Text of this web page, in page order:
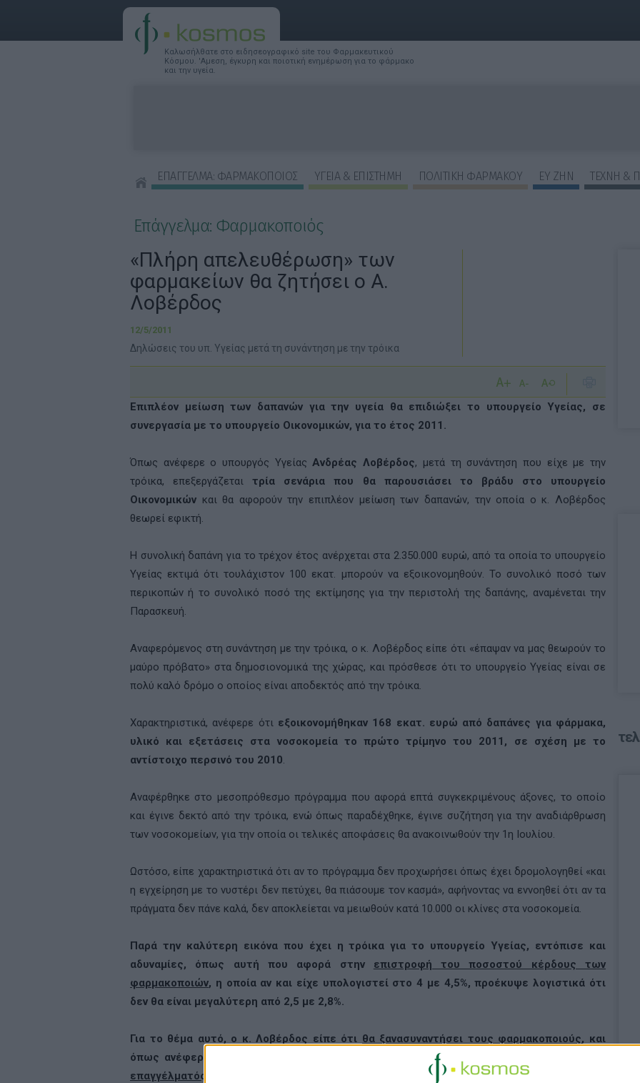
Καλωσήλθατε στο ειδησεογραφικό site του Φαρμακευτικού
Κόσμου. 'Αμεση, έγκυρη και ποιοτική ενημέρωση για το φάρμακο
και την υγεία.
ΕΠΑΓΓΕΛΜΑ: ΦΑΡΜΑΚΟΠΟΙΟΣ ΥΓΕΙΑ & ΕΠΙΣΤΗΜΗ ΠΟΛΙΤΙΚΗ ΦΑΡΜΑΚΟΥ ΕΥ ΖΗΝ
ΤΕΧΝΗ &
Επάγγελμα: Φαρμακοποιός
«Πλήρη απελευθέρωση» των
φαρμακείων θα ζητήσει ο Α.
Λοβέρδος
12/5/2011
Δηλώσεις του υπ. Υγείας μετά τη συνάντηση με την τρόικα
Επιπλέον μείωση των δαπανών για την υγεία θα επιδιώξει το υπουργείο Υγείας, σε
συνεργασία με το υπουργείο Οικονομικών, για το έτος 2011.
Όπως ανέφερε ο υπουργός ΥγείαςΑνδρέας Λοβέρδος, μετά τη συνάντηση που είχε με την
τρόικα, επεξεργάζεταιτρία σενάρια που θα παρουσιάσει το βράδυ στο υπουργείο
Οικονομικών και θα αφορούν την επιπλέον μείωση των δαπανών, την οποία ο κ. Λοβέρδος
θεωρεί εφικτή.
Η συνολική δαπάνη για το τρέχον έτος ανέρχεται στα 2.350.000 ευρώ, από τα οποία το υπουργείο
Υγείας εκτιμά ότι τουλάχιστον 100 εκατ. μπορούν να εξοικονομηθούν. Το συνολικό ποσό των
περικοπών ή το συνολικό ποσό της εκτίμησης για την περιστολή της δαπάνης, αναμένεται την
Παρασκευή.
Αναφερόμενος στη συνάντηση με την τρόικα, ο κ. Λοβέρδος είπε ότι «έπαψαν να μας θεωρούν το
μαύρο πρόβατο» στα δημοσιονομικά της χώρας, και πρόσθεσε ότι το υπουργείο Υγείας είναι σε
πολύ καλό δρόμο ο οποίος είναι αποδεκτός από την τρόικα.
Χαρακτηριστικά, ανέφερε ότι εξοικονομήθηκαν 168 εκατ. ευρώ από δαπάνες για φάρμακα,
υλικό και εξετάσεις στα νοσοκομεία το πρώτο τρίμηνο του 2011, σε σχέση με το
αντίστοιχο περσινό του 2010.
Αναφέρθηκε στο μεσοπρόθεσμο πρόγραμμα που αφορά επτά συγκεκριμένους άξονες, το οποίο
και έγινε δεκτό από την τρόικα, ενώ όπως παραδέχθηκε, έγινε συζήτηση για την αναδιάρθρωση
των νοσοκομείων, για την οποία οι τελικές αποφάσεις θα ανακοινωθούν την 1η Ιουλίου.
Ωστόσο, είπε χαρακτηριστικά ότι αν το πρόγραμμα δεν προχωρήσει όπως έχει δρομολογηθεί «και
η εγχείρηση με το νυστέρι δεν πετύχει, θα πιάσουμε τον κασμά», αφήνοντας να εννοηθεί ότι αν τα
πράγματα δεν πάνε καλά, δεν αποκλείεται να μειωθούν κατά 10.000 οι κλίνες στα νοσοκομεία.
Παρά την καλύτερη εικόνα που έχει η τρόικα για το υπουργείο Υγείας, εντόπισε και
αδυναμίες, όπως αυτή που αφορά στην επιστροφή του ποσοστού κέρδους των
φαρμακοποιών, η οποία αν και είχε υπολογιστεί στο 4 με 4,5%, προέκυψε λογιστικά ότι
δεν θα είναι μεγαλύτερη από 2,5 με 2,8%.
Για το θέμα αυτό, ο κ. Λοβέρδος είπε ότι θα ξανασυναντήσει τους φαρμακοποιούς, και
όπως ανέφερε και στα μέλη της τρόικας
θα τους ζητήσει πλήρη απελευθέρωση του
επαγγέλματός τους, δηλαδή να ανοίγουν τα φαρμακεία τους Δευτέρα και Τετάρτη